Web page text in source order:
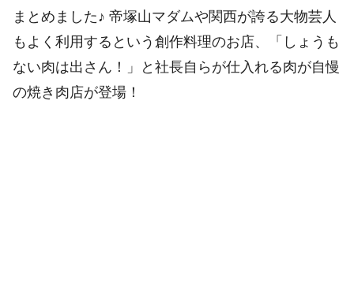
まとめました♪ 帝塚山マダムや関西が誇る大物芸人
もよく利用するという創作料理のお店、「しょうも
ない肉は出さん！」と社長自らが仕入れる肉が自慢
の焼き肉店が登場！